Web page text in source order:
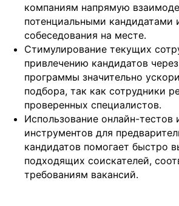
компаниям напрямую
потенциальными кандидатами
собеседования на месте.
Стимулирование текущих
привлечению кандидатов
программы значительно
подбора, так как сотрудники
проверенных специалистов.
Использование онлайн-тестов
инструментов для
кандидатов помогает быстро
подходящих соискателей,
требованиям вакансий.